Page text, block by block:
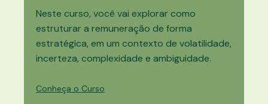
Neste curso, você vai explorar como
estruturar a remuneração de forma
estratégica, em um contexto de volatilidade,
incerteza, complexidade e ambiguidade.
Conheça o Curso